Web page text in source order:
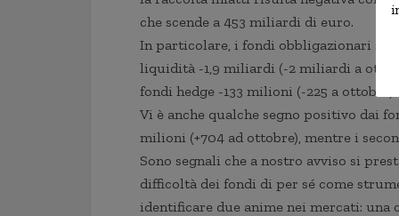
che scende a 453 miliardi di euro.
In particolare, i fondi obbligazionari
liquidità -1,9 miliardi (-2 miliardi a
fondi hedge -133 milioni (-225 a ottobre).
Vi è anche qualche segno positivo dai
milioni (+704 ad ottobre), mentre i
Sono segnali che a nostro avviso si
difficoltà dei fondi di per sé come
identificare due anime nei mercati: una